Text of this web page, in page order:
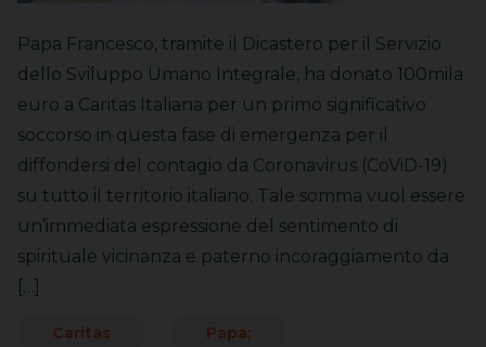
Papa Francesco, tramite il Dicastero per il Servizio
dello Sviluppo Umano Integrale, ha donato 100mila
euro a Caritas Italiana per un primo significativo
soccorso in questa fase di emergenza per il
diffondersi del contagio da Coronavirus (CoViD-19)
su tutto il territorio italiano. Tale somma vuol essere
un’immediata espressione del sentimento di
spirituale vicinanza e paterno incoraggiamento da
[…]
Caritas Papa;